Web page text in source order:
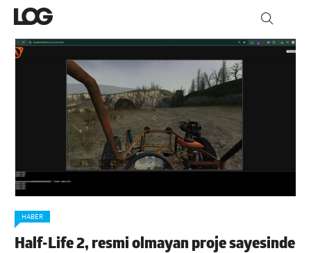
HABER
Half-Life 2, resmi olmayan proje sayesinde